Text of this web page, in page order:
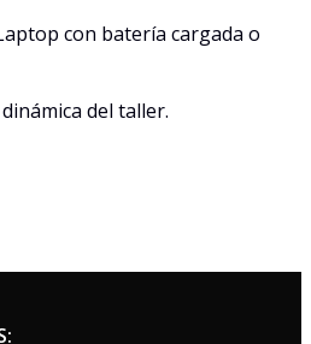
con batería cargada o
del taller.